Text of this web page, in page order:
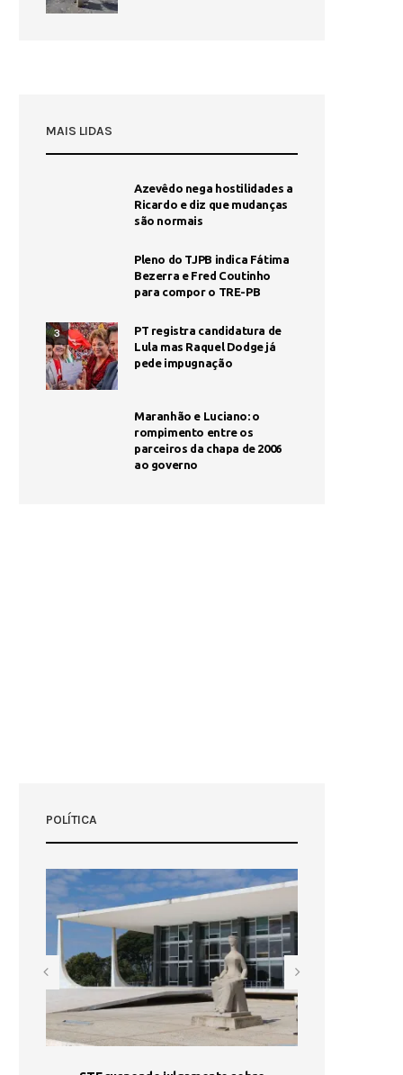
MAIS LIDAS
Azevêdo nega hostilidades a
Ricardo e diz que mudanças
são normais
Pleno do TJPB indica Fátima
Bezerra e Fred Coutinho
para compor o TRE-PB
3
PT registra candidatura de
Lula mas Raquel Dodge já
pede impugnação
Maranhão e Luciano: o
rompimento entre os
parceiros da chapa de 2006
ao governo
POLÍTICA